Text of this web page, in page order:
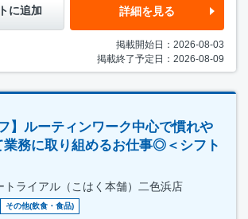
に追加 詳細を見る
掲載開始日：2026-08-03
掲載終了予定日：2026-08-09
】ルーティンワーク中心で慣れや
業務に取り組めるお仕事◎＜シフト
トライアル（こはく本舗）二色浜店
その他(飲食・食品)